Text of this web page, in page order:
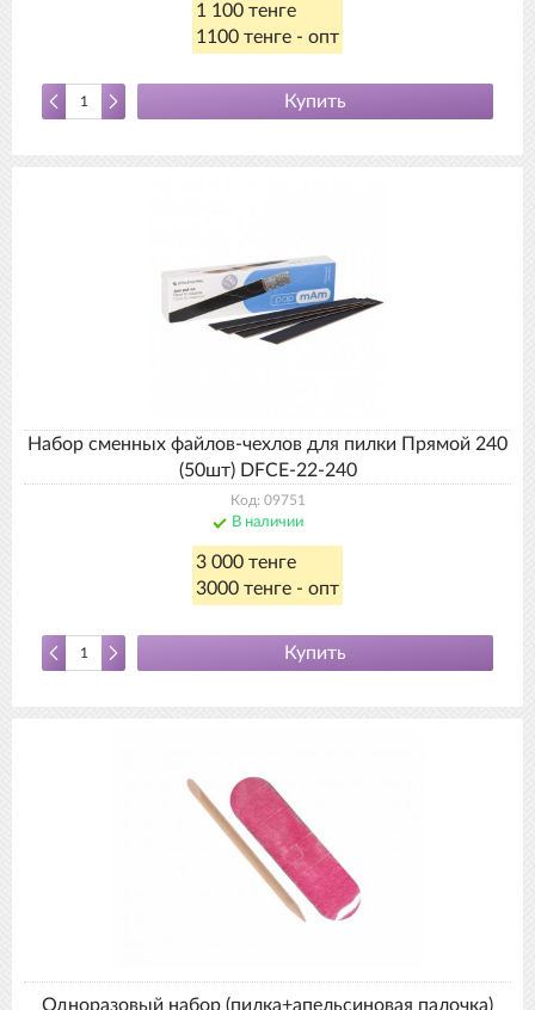
1 100 тенге
1100 тенге - опт
Купить
Набор сменных файлов-чехлов для пилки Прямой 240
(50шт) DFCE-22-240
Код: 09751
В наличии
3 000 тенге
3000 тенге - опт
Купить
Одноразовый набор (пилка+апельсиновая палочка)